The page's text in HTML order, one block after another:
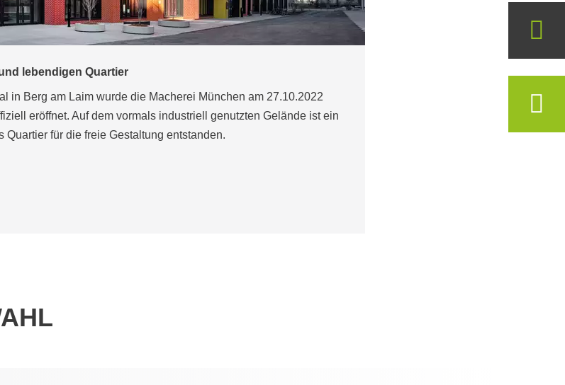
lebendigen Quartier
in Berg am Laim wurde die Macherei München am 27.10.2022
eröffnet. Auf dem vormals industriell genutzten Gelände ist ein
Quartier für die freie Gestaltung entstanden.